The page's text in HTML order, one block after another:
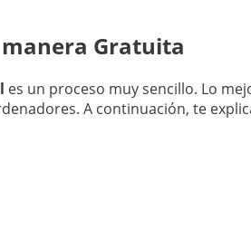
Gratuita
es un proceso muy sencillo. Lo
A continuación, te